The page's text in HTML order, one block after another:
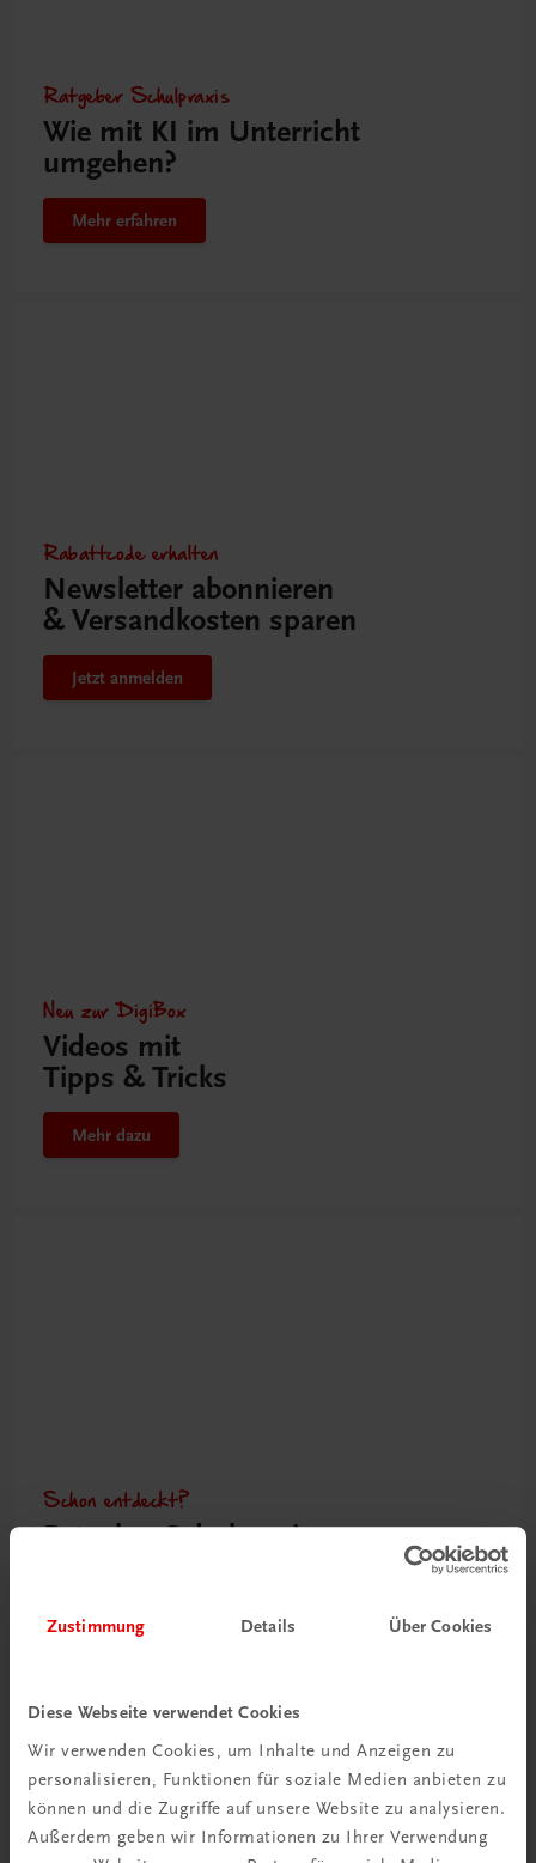
Zustimmung Details Über Cookies
Diese Webseite verwendet Cookies
Wir verwenden Cookies, um Inhalte und Anzeigen zu
personalisieren, Funktionen für soziale Medien anbieten zu
können und die Zugriffe auf unsere Website zu analysieren.
Außerdem geben wir Informationen zu Ihrer Verwendung
Ratgeber Schulpraxis
Wie mit KI im Unterricht
umgehen?
Mehr erfahren
Rabattcode erhalten
Newsletter abonnieren
& Versandkosten sparen
Jetzt anmelden
Neu zur DigiBox
Videos mit
Tipps & Tricks
Mehr dazu
Schon entdeckt?
Ratgeber Schulpraxis